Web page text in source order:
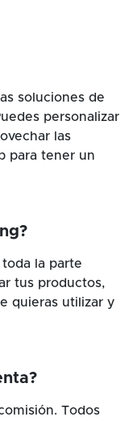
soluciones de
personalizar
las
para tener un
la parte
tus productos,
quieras utilizar y
Todos